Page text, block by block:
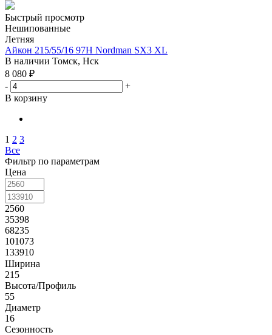
Быстрый просмотр
Нешипованные
Летняя
Айкон 215/55/16 97H Nordman SX3 XL
В наличии Томск, Нск
8 080 ₽
-
+
В корзину
1 2 3
Все
Фильтр по параметрам
Цена
2560
35398
68235
101073
133910
Ширина
215
Высота/Профиль
55
Диаметр
16
Сезонность